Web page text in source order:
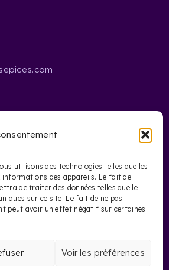
utilisons des technologies telles que les
des appareils. Le fait de
de traiter des données telles que le
sur ce site. Le fait de ne pas
peut avoir un effet négatif sur certaines
Voir les préférences